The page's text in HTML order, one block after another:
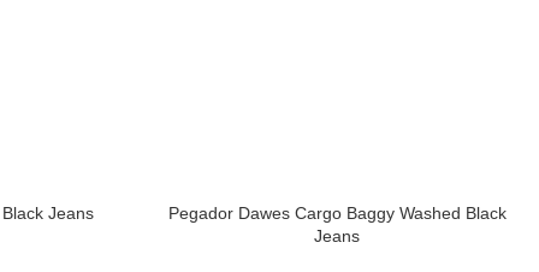
Jeans
Pegador Dawes Cargo Baggy Washed Black
Jeans